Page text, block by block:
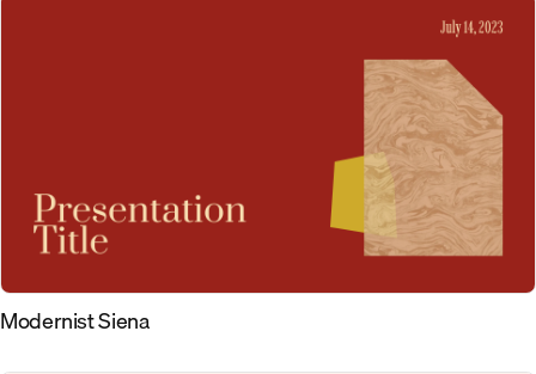
Modernist Siena